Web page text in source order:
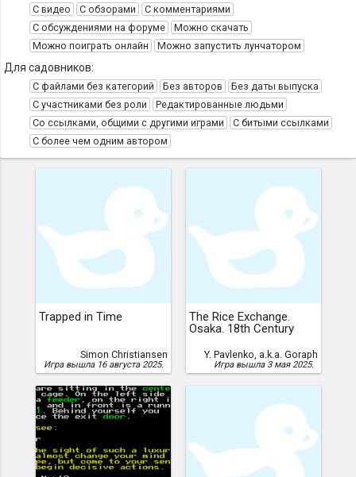
С видео С обзорами
С комментариями
С обсуждениями на форуме
Можно скачать
Можно поиграть онлайн
Можно запустить лунчатором
Для садовников:
С файлами без категорий Без авторов
Без даты выпуска
С участниками без роли
Редактированные людьми
Со ссылками, общими с другими играми
С битыми ссылками
С более чем одним автором
Trapped in Time
Simon Christiansen
Игра вышла 16 августа 2025.
The Rice Exchange.
Osaka. 18th Century
Y. Pavlenko, a.k.a. Goraph
Игра вышла 3 мая 2025.